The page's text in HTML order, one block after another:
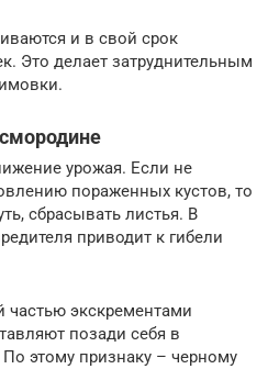
и в свой срок
Это делает затруднительным
урожая. Если не
пораженных кустов, то
сбрасывать листья. В
приводит к гибели
частью экскрементами
позади себя в
этому признаку – черному